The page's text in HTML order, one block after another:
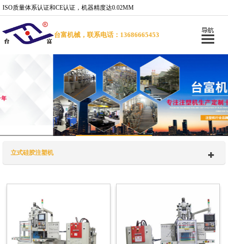
ISO质量体系认证和CE认证，机器精度达0.02MM
台富机械，联系电话：13686665453
立式硅胶注塑机